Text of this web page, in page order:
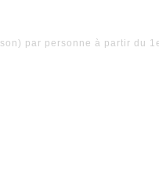
par personne à partir du